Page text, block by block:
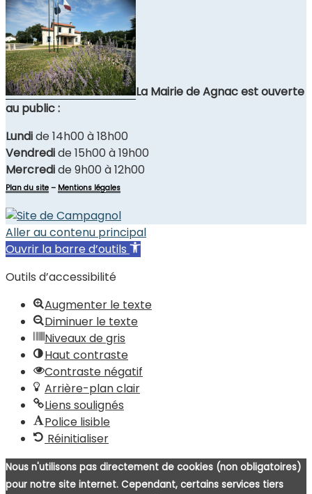
La Mairie de Agnac est ouverte
au public :
Lundide 14h00 à 18h00
Vendredide 15h00 à 19h00
Mercredide 9h00 à 12h00
Plan du site – Mentions légales
Aller au contenu principal
Ouvrir la barre d’outils
Outils d’accessibilité
Augmenter le texte
Diminuer le texte
Niveaux de gris
Haut contraste
Contraste négatif
Arrière-plan clair
Liens soulignés
Police lisible
Réinitialiser
Nous n'utilisons pas directement de cookies (non obligatoires)
pour notre site internet. Cependant, certains services tiers